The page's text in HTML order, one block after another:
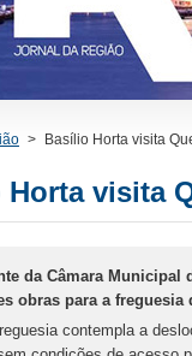
> Basílio Horta visita
visita
da Câmara Municipal
obras para a
contempla a